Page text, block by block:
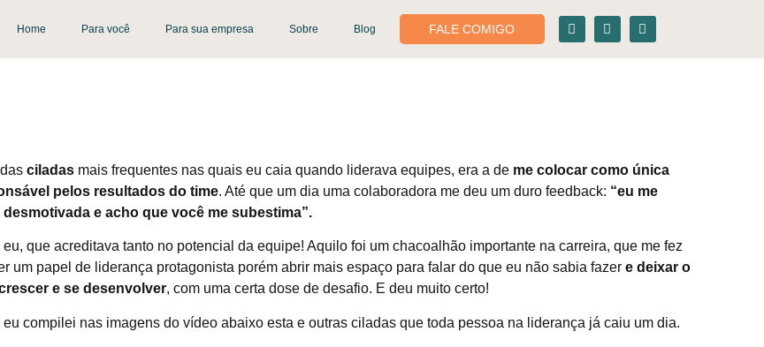
FALE COMIGO
Home Para você Para sua empresa Sobre Blog
ciladas mais frequentes nas quais eu caia quando liderava equipes, era a de me colocar como única
pelos resultados do time. Até que um dia uma colaboradora me deu um duro feedback: “eu me
e acho que você me subestima”.
eu, que acreditava tanto no potencial da equipe! Aquilo foi um chacoalhão importante na carreira, que me fez
um papel de liderança protagonista porém abrir mais espaço para falar do que eu não sabia fazer e deixar o
e se desenvolver, com uma certa dose de desafio. E deu muito certo!
eu compilei nas imagens do vídeo abaixo esta e outras ciladas que toda pessoa na liderança já caiu um dia.